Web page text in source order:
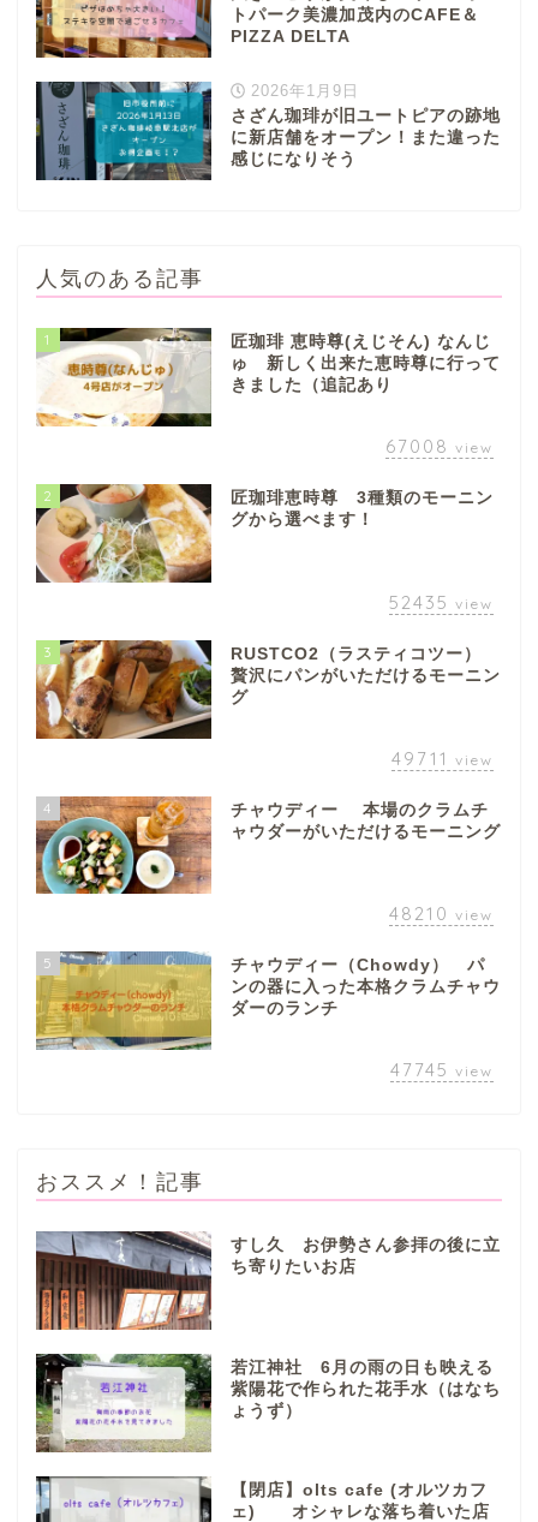
トパーク美濃加茂内のCAFE＆
PIZZA DELTA
2026年1月9日
さざん珈琲が旧ユートピアの跡地
に新店舗をオープン！また違った
感じになりそう
人気のある記事
1
匠珈琲 恵時尊(えじそん) なんじ
ゅ 新しく出来た恵時尊に行って
きました（追記あり
67008 view
2
匠珈琲恵時尊 3種類のモーニン
グから選べます！
52435 view
3
RUSTCO2（ラスティコツー）
贅沢にパンがいただけるモーニン
グ
49711 view
4
チャウディー 本場のクラムチ
ャウダーがいただけるモーニング
48210 view
5
チャウディー（Chowdy） パ
ンの器に入った本格クラムチャウ
ダーのランチ
47745 view
おススメ！記事
すし久 お伊勢さん参拝の後に立
ち寄りたいお店
若江神社 6月の雨の日も映える
紫陽花で作られた花手水（はなち
ょうず）
【閉店】olts cafe (オルツカフ
ェ) オシャレな落ち着いた店
ぎふまるけ内の記事と写真
（画像）＆掲載情報につい
ての注意事項など
岐阜地域